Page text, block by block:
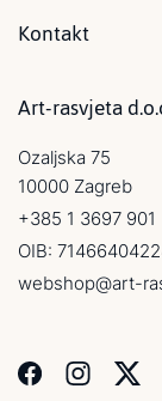
Kontakt
Art-rasvjeta
Ozaljska 75
10000 Zagreb
+385 1 3697 901
OIB:
webshop@art-